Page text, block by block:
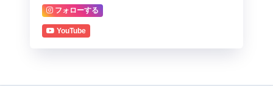
フォローする
YouTube